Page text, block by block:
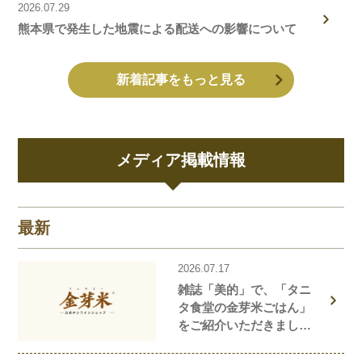
2026.07.29
熊本県で発生した地震による配送への影響について
新着記事をもっと見る
メディア掲載情報
最新
2026.07.17
雑誌「美的」で、「タニ
タ食堂の金芽米ごはん」
をご紹介いただきまし